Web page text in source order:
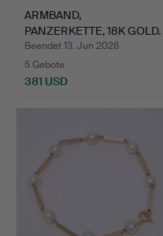
ARMBAND,
PANZERKETTE, 18K GOLD.
Beendet 13. Jun 2026
5 Gebote
381 USD